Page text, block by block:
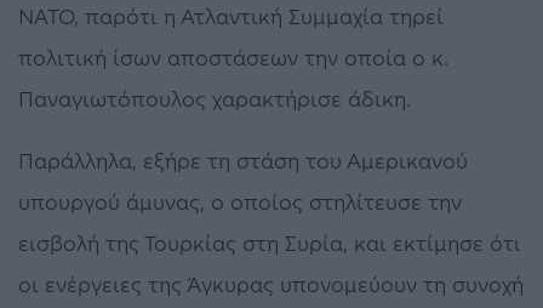
ΝΑΤΟ, παρότι η Ατλαντική Συμμαχία τηρεί
πολιτική ίσων αποστάσεων την οποία ο κ.
Παναγιωτόπουλος χαρακτήρισε άδικη.
Παράλληλα, εξήρε τη στάση του Αμερικανού
υπουργού άμυνας, ο οποίος στηλίτευσε την
εισβολή της Τουρκίας στη Συρία, και εκτίμησε ότι
οι ενέργειες της Άγκυρας υπονομεύουν τη συνοχή